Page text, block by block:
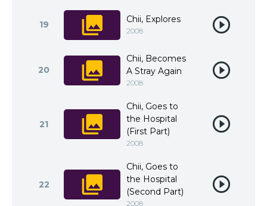
19 Chii, Explores
2008
20
Chii, Becomes
A Stray Again
2008
21
Chii, Goes to
the Hospital
(First Part)
2008
22
Chii, Goes to
the Hospital
(Second Part)
2008